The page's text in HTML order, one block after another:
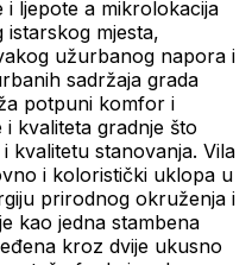
ljepote a mikrolokacija
istarskog mjesta,
užurbanog napora i
sadržaja grada
potpuni komfor i
kvaliteta gradnje što
kvalitetu stanovanja. Vila
i koloristički uklopa u
prirodnog okruženja i
kao jedna stambena
kroz dvije ukusno